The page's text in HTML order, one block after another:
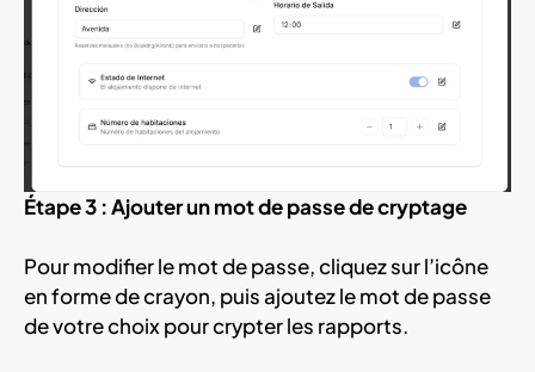
Étape 3 : Ajouter un mot de passe de cryptage
Pour modifier le mot de passe, cliquez sur l’icône
en forme de crayon, puis ajoutez le mot de passe
de votre choix pour crypter les rapports.